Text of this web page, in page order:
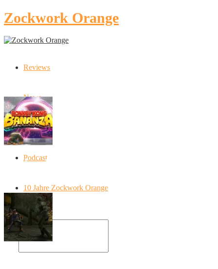
Zockwork Orange
Reviews
News
Artikel
Podcast
10 Jahre Zockwork Orange
Donkey Kong Bananza: “Ich mache alles